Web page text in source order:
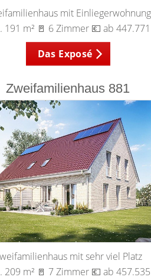
mit Einliegerwohnung
191 m² 🚪 6 Zimmer 💶 ab
Das Exposé
Zweifamilienhaus 881
mit sehr viel Platz
209 m² 🚪 7 Zimmer 💶 ab